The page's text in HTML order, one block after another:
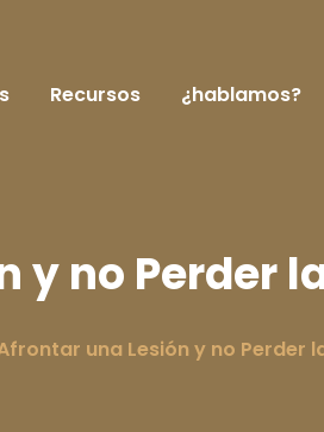
Recursos ¿hablamos?
y no Perder
una Lesión y no Perder